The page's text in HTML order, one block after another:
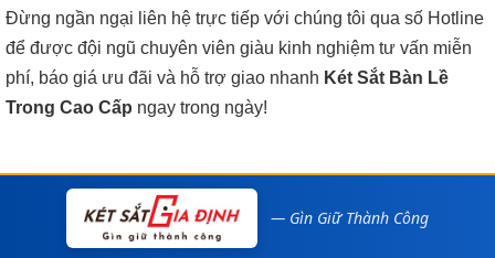
Đừng ngần ngại liên hệ trực tiếp với chúng tôi qua số Hotline
để được đội ngũ chuyên viên giàu kinh nghiệm tư vấn miễn
phí, báo giá ưu đãi và hỗ trợ giao nhanh Két Sắt Bàn Lề
Trong Cao Cấp ngay trong ngày!
— Gìn Giữ Thành Công